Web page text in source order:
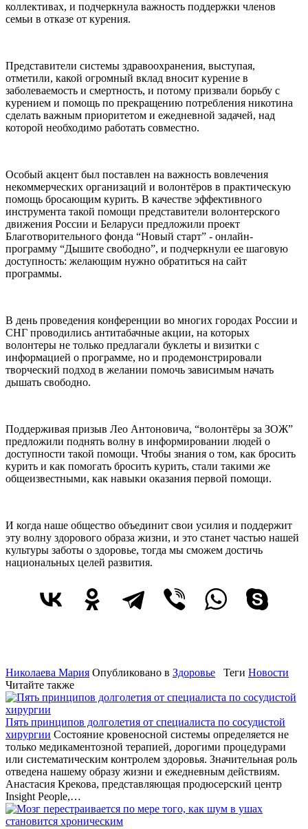
коллективах, и подчеркнула важность поддержки членов
семьи в отказе от курения.
Представители системы здравоохранения, выступая,
отметили, какой огромный вклад вносит курение в
заболеваемость и смертность, и потому призвали борьбу с
курением и помощь по прекращению потребления никотина
сделать важным приоритетом и ежедневной задачей, над
которой необходимо работать совместно.
Особый акцент был поставлен на важность вовлечения
некоммерческих организаций и волонтёров в практическую
помощь бросающим курить. В качестве эффективного
инструмента такой помощи представители волонтерского
движения России и Беларуси предложили проект
Благотворительного фонда “Новый старт” - онлайн-
программу “Дышите свободно”, и подчеркнули ее шаговую
доступность: желающим нужно обратиться на сайт
программы.
В день проведения конференции во многих городах России и
СНГ проводились антитабачные акции, на которых
волонтеры не только предлагали буклеты и визитки с
информацией о программе, но и продемонстрировали
творческий подход в желании помочь зависимым начать
дышать свободно.
Поддерживая призыв Лео Антоновича, “волонтёры за ЗОЖ”
предложили поднять волну в информировании людей о
доступности такой помощи. Чтобы знания о том, как бросить
курить и как помогать бросить курить, стали такими же
общеизвестными, как навыки оказания первой помощи.
И когда наше общество объединит свои усилия и поддержит
эту волну здорового образа жизни, и это станет частью нашей
культуры заботы о здоровье, тогда мы сможем достичь
национальных целей развития.
Николаева Мария Опубликовано в Здоровье Теги Новости
Читайте также
Пять принципов долголетия от специалиста по сосудистой
хирургии Состояние кровеносной системы определяется не
только медикаментозной терапией, дорогими процедурами
или систематическим контролем здоровья. Значительная роль
отведена нашему образу жизни и ежедневным действиям.
Анастасия Крекова, представляющая продюсерский центр
Insight People,…